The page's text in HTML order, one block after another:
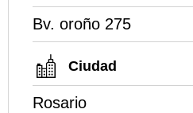
Bv. oroño 275
Ciudad
Rosario